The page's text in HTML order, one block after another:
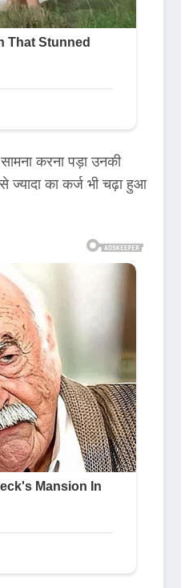
करना पड़ा उनकी
ज्यादा का कर्ज भी चढ़ा हुआ